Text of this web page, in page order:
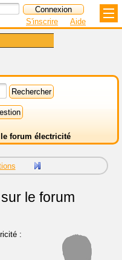
S'inscrire Aide
forum électricité
le forum
: